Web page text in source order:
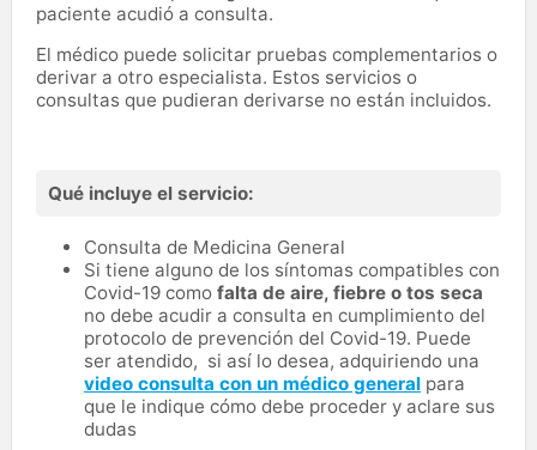
paciente acudió a consulta.
El médico puede solicitar pruebas complementarios o
derivar a otro especialista. Estos servicios o
consultas que pudieran derivarse no están incluidos.
Qué incluye el servicio:
Consulta de Medicina General
Si tiene alguno de los síntomas compatibles con
Covid-19 como falta de aire, fiebre o tos seca
no debe acudir a consulta en cumplimiento del
protocolo de prevención del Covid-19. Puede
ser atendido, si así lo desea, adquiriendo una
video consulta con un médico general para
que le indique cómo debe proceder y aclare sus
dudas